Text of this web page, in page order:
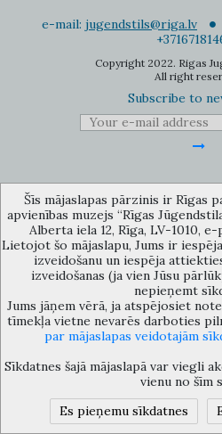
e-mail: jugendstils@riga.lv
Copyright 2022. Rigas
All right
Subscribe to
The Anti-Bureaucracy Centre of the
67012031, e-mail: bac@riga.lv)
the Municipality of Riga,
confidentiality to a person who
interest or other corrupt deals of
subordinate
Šīs mājaslapas pārzinis ir Rīgas
apvienības muzejs “Rīgas
Alberta iela 12, Rīga, LV-1010,
Lietojot šo mājaslapu, Jums ir
izveidošanu un iespēja
izveidošanas (ja vien Jūsu
nepieņemt
Jums jāņem vērā, ja atspējosiet
tīmekļa vietne nevarēs darboties
par mājaslapas veidotajām
Sīkdatnes šajā mājaslapā var viegli
vienu no šīm
Es pieņemu sīkdatnes